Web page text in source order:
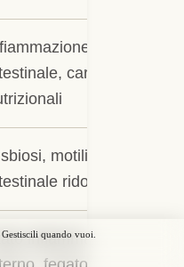
carenze
motilità
ridotta
infiammatorio